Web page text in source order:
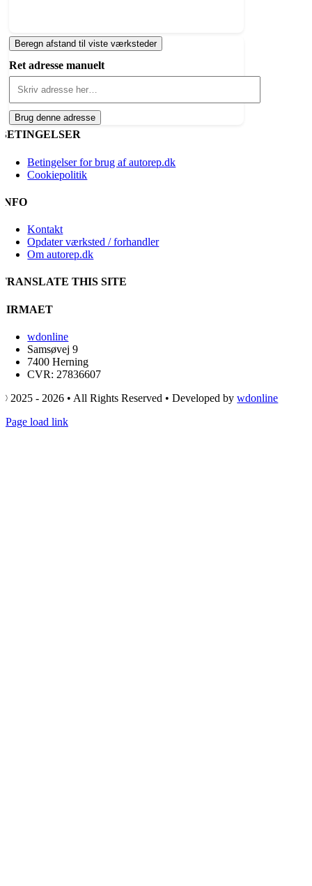
Beregn afstand til viste værksteder
Ret adresse manuelt
Brug denne adresse
BETINGELSER
Betingelser for brug af autorep.dk
Cookiepolitik
INFO
Kontakt
Opdater værksted / forhandler
Om autorep.dk
TRANSLATE THIS SITE
FIRMAET
wdonline
Samsøvej 9
7400 Herning
CVR: 27836607
© 2025 - 2026 • All Rights Reserved • Developed bywdonline
Page load link